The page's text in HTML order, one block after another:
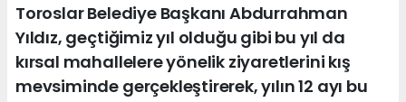
Toroslar Belediye Başkanı Abdurrahman
Yıldız, geçtiğimiz yıl olduğu gibi bu yıl da
kırsal mahallelere yönelik ziyaretlerini kış
mevsiminde gerçekleştirerek, yılın 12 ayı bu